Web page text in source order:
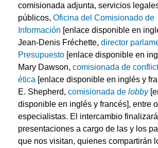
comisionada adjunta, servicios
públicos, Oficina del Comisionado de
Información [enlace disponible en
Jean-Denis Fréchette, director
Presupuesto [enlace disponible en
Mary Dawson, comisionada de
ética [enlace disponible en inglés y
E. Shepherd, comisionada de lobby
disponible en inglés y francés], entre
especialistas. El intercambio
presentaciones a cargo de las y los
que nos visitan, quienes compartirán